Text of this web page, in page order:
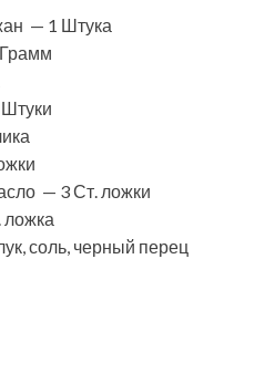
— 1 Штука
— 3 Ст. ложки
соль, черный перец